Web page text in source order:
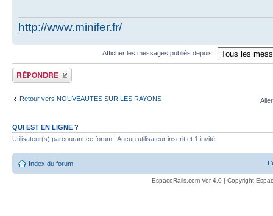
http://www.minifer.fr/
Afficher les messages publiés depuis :
Publier une réponse
Retour vers NOUVEAUTES SUR LES RAYONS
QUI EST EN LIGNE ?
Utilisateur(s) parcourant ce forum : Aucun utilisateur inscrit et 1 invité
Index du forum
EspaceRails.com Ver 4.0 | Copyright